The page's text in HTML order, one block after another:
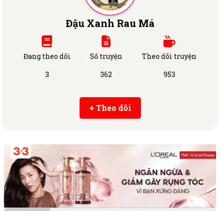
Đậu Xanh Rau Má
Đang theo dõi
3
Số truyện
362
Theo dõi truyện
953
+ Theo dõi